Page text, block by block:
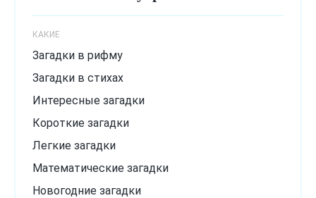
КАКИЕ
Загадки в рифму
Загадки в стихах
Интересные загадки
Короткие загадки
Легкие загадки
Математические загадки
Новогодние загадки